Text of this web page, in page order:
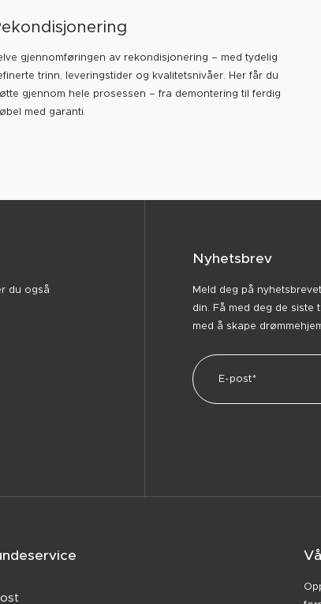
gjennomføringen av rekondisjonering – med tydelig
trinn, leveringstider og kvalitetsnivåer. Her får du
gjennom hele prosessen – fra demontering til ferdig
med garanti.
du også
Nyhetsbrev
Meld deg på
din. Få med deg de
med å skape